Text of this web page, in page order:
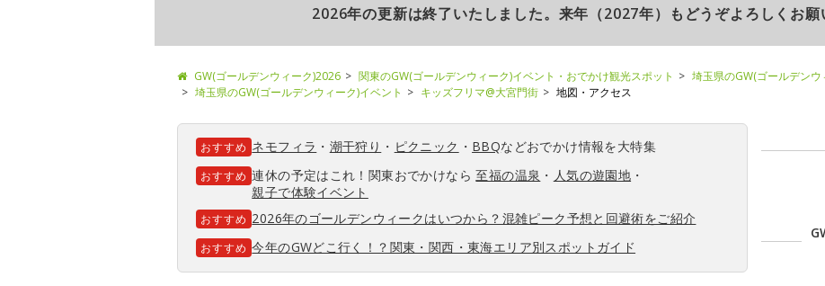
2026年の更新は終了いたしました。来年（2027年）もどうぞよろしくお願
GW(ゴールデンウィーク)2026 関東のGW(ゴールデンウィーク)イベント・おでかけ観光スポット
埼玉県のGW(ゴールデン
埼玉県のGW(ゴールデンウィーク)イベント
キッズフリマ@大宮門街 地図・アクセス
おすすめ ネモフィラ ・ 潮干狩り ・ ピクニック ・ BBQなどおでかけ情報を大特集
おすすめ 連休の予定はこれ！関東おでかけなら至福の温泉 ・ 人気の遊園地 ・
親子で体験イベント
おすすめ 2026年のゴールデンウィークはいつから？混雑ピーク予想と回避術をご紹介
おすすめ 今年のGWどこ行く！？関東・関西・東海エリア別スポットガイド